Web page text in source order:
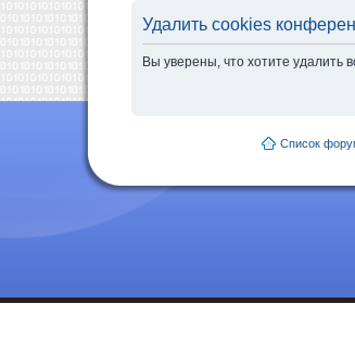
Удалить cookies
Вы уверены, что хотите
Список